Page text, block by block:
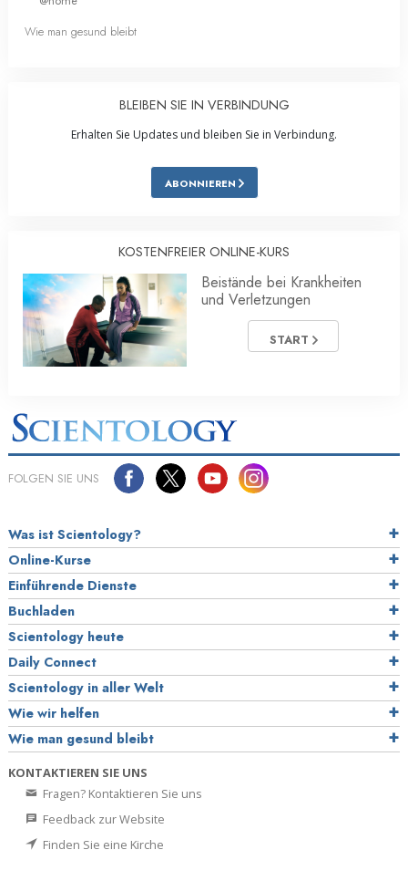
Wie man gesund bleibt
BLEIBEN SIE IN VERBINDUNG
Erhalten Sie Updates und bleiben Sie in Verbindung.
ABONNIEREN
KOSTENFREIER ONLINE-KURS
Beistände bei Krankheiten
und Verletzungen
START
FOLGEN SIE UNS
Was ist Scientology?
Online-Kurse
Einführende Dienste
Buchladen
Scientology heute
Daily Connect
Scientology in aller Welt
Wie wir helfen
Wie man gesund bleibt
KONTAKTIEREN SIE UNS
Fragen? Kontaktieren Sie uns
Feedback zur Website
Finden Sie eine Kirche